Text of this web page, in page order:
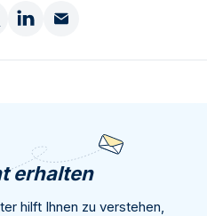
erhalten
hilft Ihnen zu verstehen,